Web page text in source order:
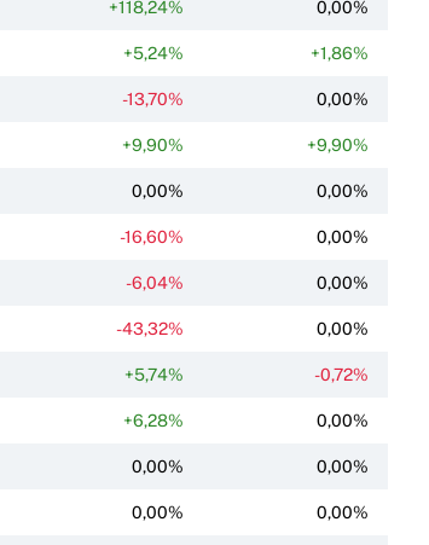
+118,24% 0,00%
+5,24% +1,86%
-13,70% 0,00%
+9,90% +9,90%
0,00% 0,00%
-16,60% 0,00%
-6,04% 0,00%
-43,32% 0,00%
+5,74% -0,72%
+6,28% 0,00%
0,00% 0,00%
0,00% 0,00%